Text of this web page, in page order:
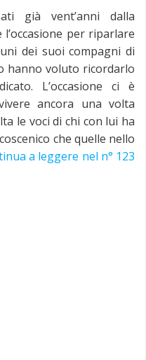
già vent’anni dalla
per riparlare
dei suoi compagni di
hanno voluto ricordarlo
L’occasione ci è
ancora una volta
le voci di chi con lui ha
che quelle nello
a leggere nel n° 123